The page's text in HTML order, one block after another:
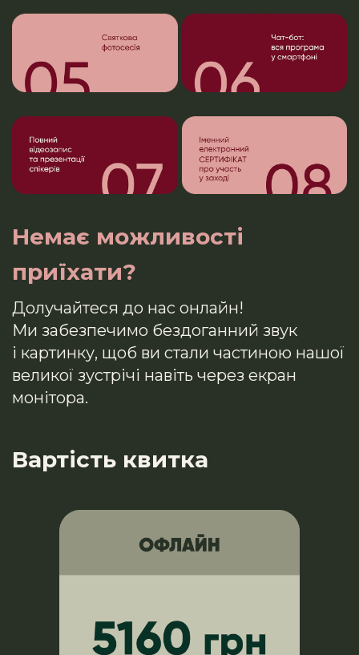
Немає можливості
приїхати?
Долучайтеся до нас онлайн!
Ми забезпечимо бездоганний звук
і картинку, щоб ви стали частиною нашої
великої зустрічі навіть через екран
монітора.
Вартість квитка